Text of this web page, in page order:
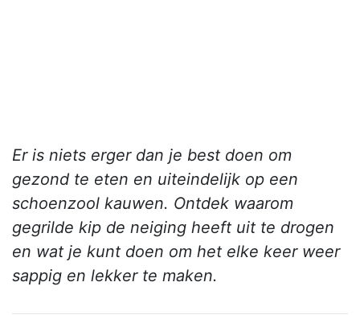
Er is niets erger dan je best doen om
gezond te eten en uiteindelijk op een
schoenzool kauwen. Ontdek waarom
gegrilde kip de neiging heeft uit te drogen
en wat je kunt doen om het elke keer weer
sappig en lekker te maken.